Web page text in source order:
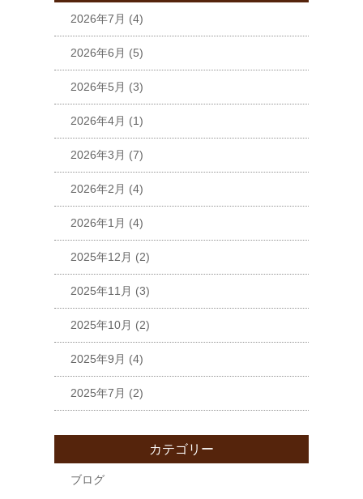
2026年7月 (4)
2026年6月 (5)
2026年5月 (3)
2026年4月 (1)
2026年3月 (7)
2026年2月 (4)
2026年1月 (4)
2025年12月 (2)
2025年11月 (3)
2025年10月 (2)
2025年9月 (4)
2025年7月 (2)
カテゴリー
ブログ